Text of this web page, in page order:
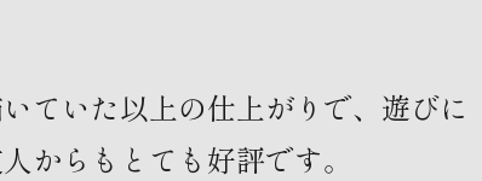
ていた以上の仕上がりで、遊びに
からもとても好評です。